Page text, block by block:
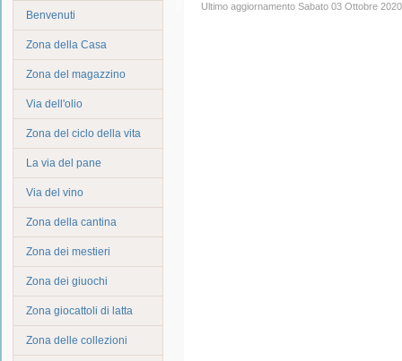
Benvenuti
Zona della Casa
Zona del magazzino
Via dell'olio
Zona del ciclo della vita
La via del pane
Via del vino
Zona della cantina
Zona dei mestieri
Zona dei giuochi
Zona giocattoli di latta
Zona delle collezioni
Ultimo aggiornamento Sabato 03 Ottobre